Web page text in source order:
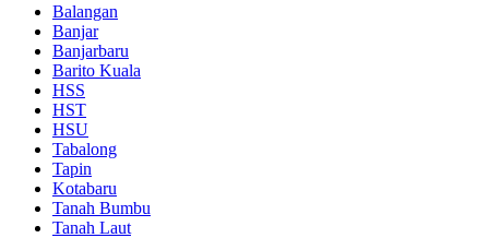
Balangan
Banjar
Banjarbaru
Barito Kuala
HSS
HST
HSU
Tabalong
Tapin
Kotabaru
Tanah Bumbu
Tanah Laut